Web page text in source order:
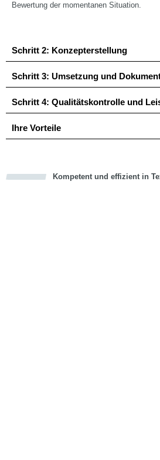
Bewertung der momentanen Situation.
Schritt 2: Konzepterstellung
Schritt 3: Umsetzung und
Schritt 4: Qualitätskontrolle und
Ihre Vorteile
Kompetent und effizient in